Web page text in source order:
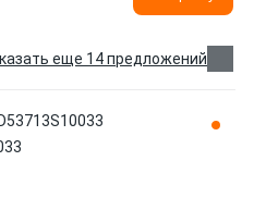
еще 14 предложений